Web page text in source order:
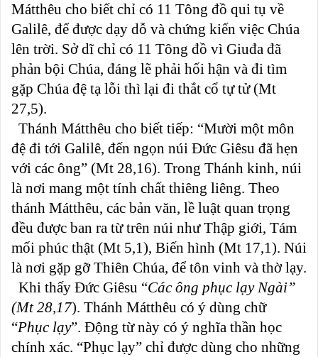
Mátthêu cho biết chỉ có 11 Tông đồ qui tụ về
Galilê, để được dạy dỗ và chứng kiến việc Chúa
lên trời. Sở dĩ chỉ có 11 Tông đồ vì Giuđa đã
phản bội Chúa, đáng lẽ phải hối hận và đi tìm
gặp Chúa đệ tạ lỗi thì lại đi thắt cổ tự tử (Mt
27,5).
Thánh Mátthêu cho biết tiếp: “Mười một môn
đệ đi tới Galilê, đến ngọn núi Đức Giêsu đã hẹn
với các ông” (Mt 28,16). Trong Thánh kinh, núi
là nơi mang một tính chất thiêng liêng. Theo
thánh Mátthêu, các bản văn, lề luật quan trọng
đều được ban ra từ trên núi như Thập giới, Tám
mối phúc thật (Mt 5,1), Biến hình (Mt 17,1). Núi
là nơi gặp gỡ Thiên Chúa, để tôn vinh và thờ lạy.
Khi thấy Đức Giêsu “Các ông phục lạy Ngài”
(Mt 28,17). Thánh Mátthêu có ý dùng chữ
“Phục lạy”. Động từ này có ý nghĩa thần học
chính xác. “Phục lạy” chỉ được dùng cho những